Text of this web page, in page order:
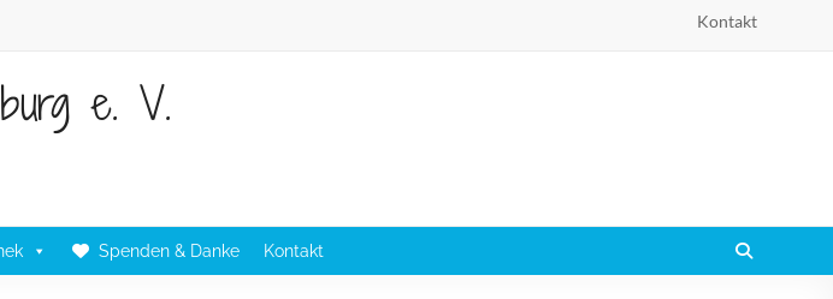
Kontakt
e. V.
Spenden & Danke Kontakt